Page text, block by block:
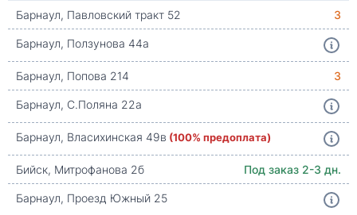
Барнаул, Павловский тракт 52
3
Барнаул, Ползунова 44а
Барнаул, Попова 214
3
Барнаул, С.Поляна 22а
Барнаул, Власихинская 49в (100% предоплата)
Бийск, Митрофанова 2б
Под заказ 2-3 дн.
Барнаул, Проезд Южный 25